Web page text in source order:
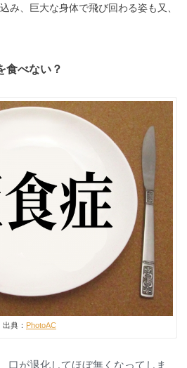
み、巨大な身体で飛び回わる姿も又、
食べない？
出典： PhotoAC
口が退化してほぼ無くなってしま